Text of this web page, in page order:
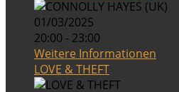
01/03/2025
20:00 - 23:00
Weitere Informationen
LOVE & THEFT